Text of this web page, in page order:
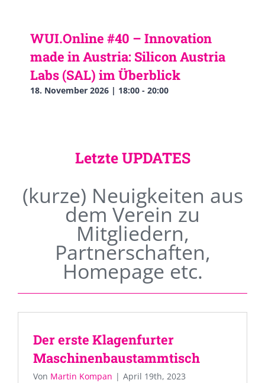
WUI.Online #40 – Innovation
made in Austria: Silicon Austria
Labs (SAL) im Überblick
18. November 2026 | 18:00 - 20:00
Letzte UPDATES
(kurze) Neuigkeiten aus
dem Verein zu
Mitgliedern,
Partnerschaften,
Homepage etc.
Der erste Klagenfurter
Maschinenbaustammtisch
Von Martin Kompan | April 19th, 2023